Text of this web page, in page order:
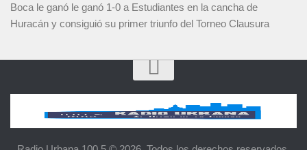
Boca le ganó le ganó 1-0 a Estudiantes en la cancha de
Huracán y consiguió su primer triunfo del Torneo Clausura